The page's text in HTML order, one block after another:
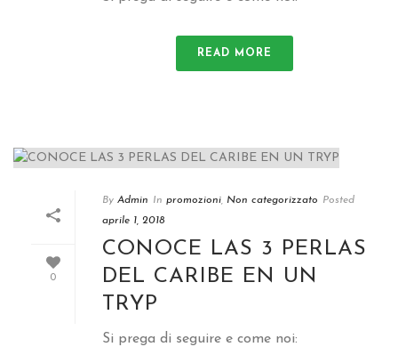
READ MORE
0
By Admin In promozioni Non categorizzato Posted
aprile 1, 2018
CONOCE LAS 3
PERLAS
DEL CARIBE EN UN
TRYP
Si prega di seguire e come noi: